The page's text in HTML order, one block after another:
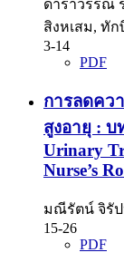
ดาราวรรณ
สิงหเสม, ทั
3-14
PDF
การลดคว
สูงอายุ : บ
Urinary
Nurse’s
มณีรัตน์ จิรั
15-26
PDF